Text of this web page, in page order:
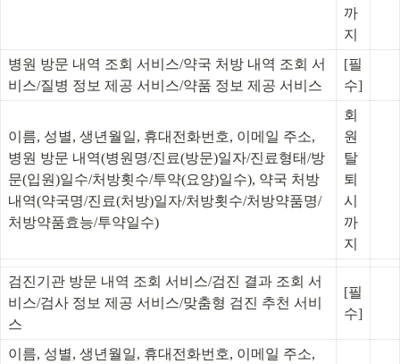
까
지
병원 방문 내역 조회 서비스/약국 처방 내역 조회 서
비스/질병 정보 제공 서비스/약품 정보 제공 서비스
[필
수]
이름, 성별, 생년월일, 휴대전화번호, 이메일 주소,
병원 방문 내역(병원명/진료(방문)일자/진료형태/방
문(입원)일수/처방횟수/투약(요양)일수), 약국 처방
내역(약국명/진료(처방)일자/처방횟수/처방약품명/
처방약품효능/투약일수)
회
원
탈
퇴
시
까
지
검진기관 방문 내역 조회 서비스/검진 결과 조회 서
비스/검사 정보 제공 서비스/맞춤형 검진 추천 서비
스
[필
수]
이름, 성별, 생년월일, 휴대전화번호, 이메일 주소,